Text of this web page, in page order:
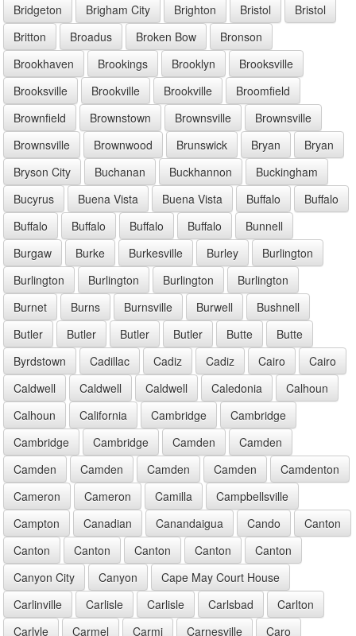
Bridgeton
Brigham City Brighton Bristol
Bristol
Britton
Broadus Broken Bow
Bronson
Brookhaven
Brookings Brooklyn
Brooksville
Brooksville
Brookville Brookville
Broomfield
Brownfield
Brownstown Brownsville
Brownsville
Brownsville
Brownwood Brunswick Bryan
Bryan
Bryson City
Buchanan Buckhannon
Buckingham
Bucyrus
Buena Vista Buena Vista Buffalo
Buffalo
Buffalo
Buffalo Buffalo Buffalo
Bunnell
Burgaw
Burke Burkesville Burley
Burlington
Burlington
Burlington Burlington
Burlington
Burnet
Burns Burnsville Burwell
Bushnell
Butler
Butler Butler Butler Butte
Butte
Byrdstown
Cadillac Cadiz Cadiz Cairo
Cairo
Caldwell
Caldwell Caldwell Caledonia
Calhoun
Calhoun
California Cambridge
Cambridge
Cambridge
Cambridge Camden
Camden
Camden
Camden Camden Camden
Camdenton
Cameron
Cameron Camilla
Campbellsville
Campton
Canadian Canandaigua Cando
Canton
Canton
Canton Canton Canton
Canton
Canyon City
Canyon
Cape May Court House
Carlinville
Carlisle Carlisle Carlsbad
Carlton
Carlyle
Carmel Carmi Carnesville Caro